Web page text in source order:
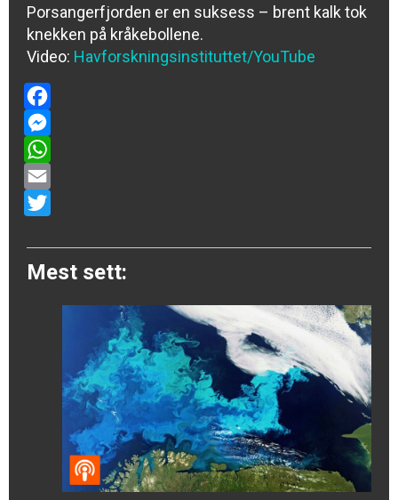
Porsangerfjorden er en suksess – brent kalk tok
knekken på kråkebollene.
Video: Havforskningsinstituttet/YouTube
Facebook
Messenger
WhatsApp
Email
Mest sett: